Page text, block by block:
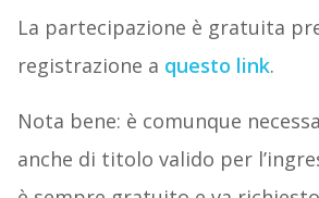
La partecipazione è gratuita
registrazione a questo link.
Nota bene: è comunque
anche di titolo valido per